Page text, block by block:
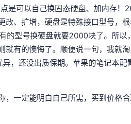
是可以自己换固态硬盘、加内存！
改、扩增，硬盘是特殊接口型号，
的型号换硬盘就要2000块了。所
就有的懊悔了。顺便说一句，我就
，还没出质保期。苹果的笔记本
，一定能明白自己所需，买到价格合